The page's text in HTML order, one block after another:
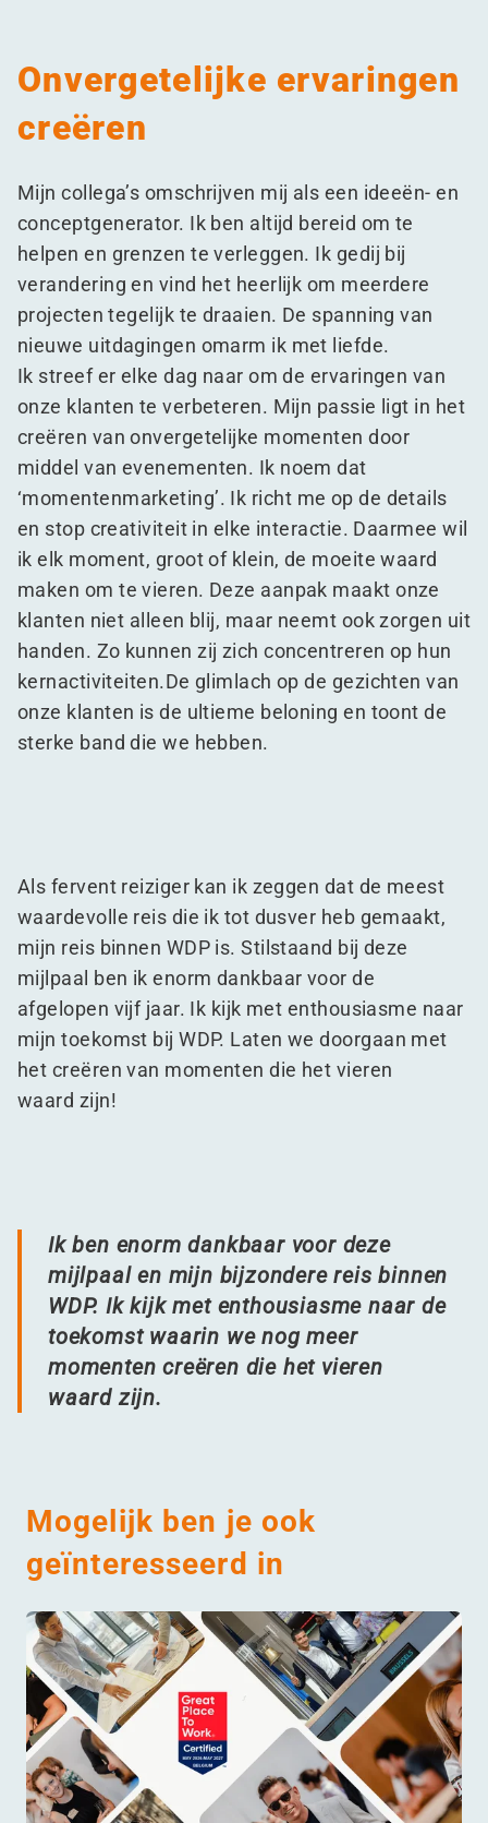
Onvergetelijke ervaringen
creëren
Mijn collega’s omschrijven mij als een ideeën- en
conceptgenerator. Ik ben altijd bereid om te
helpen en grenzen te verleggen. Ik gedij bij
verandering en vind het heerlijk om meerdere
projecten tegelijk te draaien. De spanning van
nieuwe uitdagingen omarm ik met liefde.
Ik streef er elke dag naar om de ervaringen van
onze klanten te verbeteren. Mijn passie ligt in het
creëren van onvergetelijke momenten door
middel van evenementen. Ik noem dat
‘momentenmarketing’. Ik richt me op de details
en stop creativiteit in elke interactie. Daarmee wil
ik elk moment, groot of klein, de moeite waard
maken om te vieren. Deze aanpak maakt onze
klanten niet alleen blij, maar neemt ook zorgen uit
handen. Zo kunnen zij zich concentreren op hun
ker​n​ac​tiviteit​en​.De glimlach op de gezichten van
onze klanten is de ultieme beloning en toont de
sterke band die we hebben.
Als fervent reiziger kan ik zeggen dat de meest
waardevolle reis die ik tot dusver heb gemaakt,
mijn reis binnen WDP is. Stilstaand bij deze
mijlpaal ben ik enorm dankbaar voor de
afgelopen vijf jaar. Ik kijk met enthousiasme naar
mijn toekomst bij WDP. Laten we doorgaan met
het creëren van momenten die het vieren
waard zijn!
Ik ben enorm dankbaar voor deze
mijlpaal en mijn bijzondere reis binnen
WDP. Ik kijk met enthousiasme naar de
toekomst waarin we nog meer
momenten creëren die het vieren
waard zijn.
Mogelijk ben je ook
geïnteresseerd in